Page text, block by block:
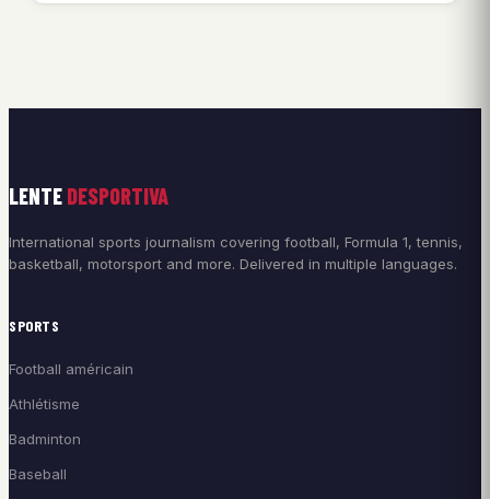
LENTE DESPORTIVA
International sports journalism covering football, Formula 1, tennis,
basketball, motorsport and more. Delivered in multiple languages.
SPORTS
Football américain
Athlétisme
Badminton
Baseball